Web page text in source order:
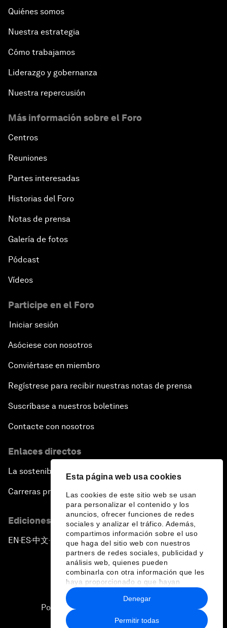
Esta página web usa cookies
Las cookies de este sitio web se usan
para personalizar el contenido y los
anuncios, ofrecer funciones de redes
sociales y analizar el tráfico. Además,
compartimos información sobre el uso
que haga del sitio web con nuestros
partners de redes sociales, publicidad y
análisis web, quienes pueden
combinarla con otra información que les
haya proporcionado o que hayan
recopilado a partir del uso que haya
hecho de sus servicios.
Permitir todas
Denegar
Quiénes somos
Nuestra estrategia
Cómo trabajamos
Liderazgo y gobernanza
Nuestra repercusión
Más información sobre el Foro
Centros
Reuniones
Partes interesadas
Historias del Foro
Notas de prensa
Galería de fotos
Pódcast
Vídeos
Participe en el Foro
Iniciar sesión
Asóciese con nosotros
Conviértase en miembro
Regístrese para recibir nuestras notas de prensa
Suscríbase a nuestros boletines
Contacte con nosotros
Enlaces directos
La sostenibilidad en el Foro
Carreras profesionales
Ediciones en otros idiomas
EN ▪ES▪中文▪ 日本語
Política de privacidad y normas de uso